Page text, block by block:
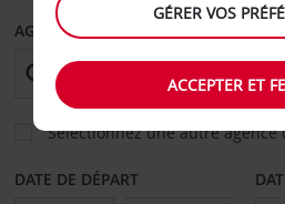
AGENCE DE DÉPART
Sélectionnez une autre agence
DATE DE DÉPART
GÉRER VOS
ACCEPTER ET